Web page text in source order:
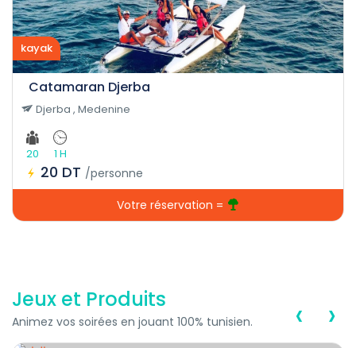
kayak
Catamaran Djerba
Djerba , Medenine
20 1 H
20 DT /personne
Votre réservation =
Jeux et Produits
Animez vos soirées en jouant 100% tunisien. ‹ ›